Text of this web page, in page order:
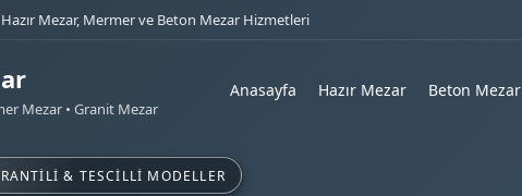
Mezar, Mermer ve Beton Mezar Hizmetleri
Mezar • Granit Mezar
Anasayfa Hazır Mezar Beton Mezar
& TESCILLI MODELLER